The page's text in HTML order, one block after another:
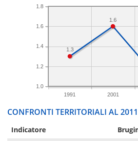
1991 2001
1.0
1.2
1.4
1.6
1.8
1.6
1.3
CONFRONTI TERRITORIALI AL 2011
Indicatore